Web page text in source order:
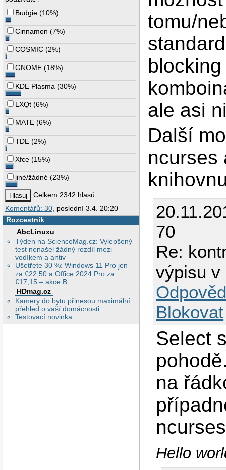
Budgie (10%)
Cinnamon (7%)
COSMIC (2%)
GNOME (18%)
KDE Plasma (30%)
LXQt (6%)
MATE (6%)
TDE (2%)
Xfce (15%)
jiné/žádné (23%)
Celkem 2342 hlasů
Komentářů: 30 , poslední 3.4. 20:20
Rozcestník
AbcLinuxu
Týden na ScienceMag.cz: Vylepšený
test nenašel žádný rozdíl mezi
vodíkem a antiv
Ušetřete 30 %: Windows 11 Pro jen
za €22,50 a Office 2024 Pro za
€17,15 – akce B
HDmag.cz
Kamery do bytu přinesou maximální
přehled o vaší domácnosti
Testovací novinka
30
31
32
}
tomu/
ale asi
Další
ncurses
70
Re:
výpisu v
Blokovat
Select
na
Hello